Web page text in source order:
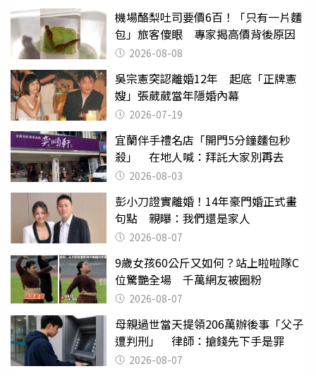
機場酪梨吐司要價6百！「只有一片麵
包」旅客傻眼 專家揭高價背後原因
2026-08-08
吳宗憲突認離婚12年 起底「正牌憲
嫂」張葳葳當年隱婚內幕
2026-07-19
宜蘭伴手禮名店「開門5分鐘麵包秒
殺」 在地人喊：拜託大家別再去
2026-08-03
彭小刀證實離婚！14年豪門婚正式畫
句點 親曝：我們還是家人
2026-08-07
9歲女孩60公斤又如何？站上啦啦隊C
位驚艷全場 千萬網友被圈粉
2026-08-07
母親過世當天提領206萬辦後事「父子
遭判刑」 律師：搶錢先下手是罪
2026-08-07